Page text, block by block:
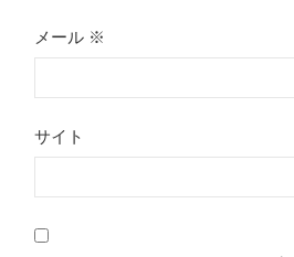
メール ※
サイト